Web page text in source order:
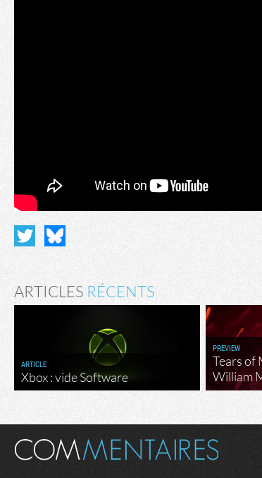
ARTICLES RÉCENTS
ARTICLE
Xbox : vide Software
PREVIEW
Tears of
William